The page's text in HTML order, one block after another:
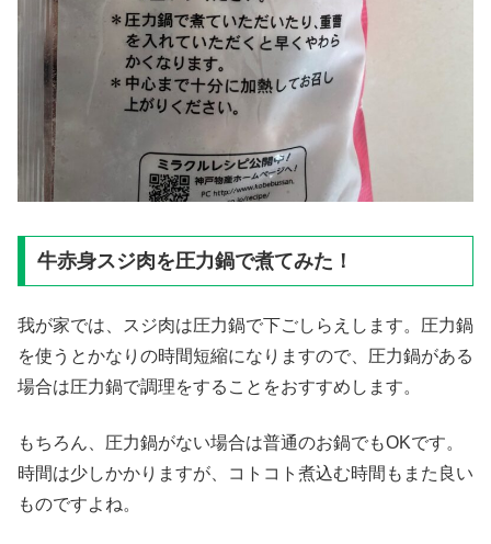
牛赤身スジ肉を圧力鍋で煮てみた！
我が家では、スジ肉は圧力鍋で下ごしらえします。圧力鍋
を使うとかなりの時間短縮になりますので、圧力鍋がある
場合は圧力鍋で調理をすることをおすすめします。
もちろん、圧力鍋がない場合は普通のお鍋でもOKです。
時間は少しかかりますが、コトコト煮込む時間もまた良い
ものですよね。